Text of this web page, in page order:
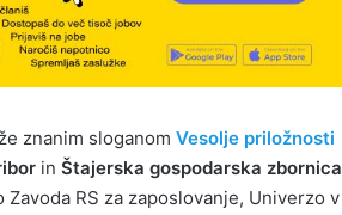
znanim sloganom Vesolje priložnosti
in Štajerska gospodarska zbornica
RS za zaposlovanje, Univerzo v